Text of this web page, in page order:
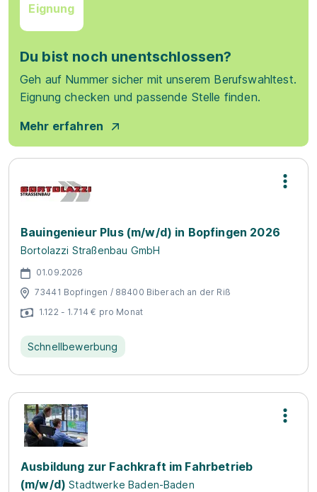
Eignung
Du bist noch unentschlossen?
Geh auf Nummer sicher mit unserem Berufswahltest.
Eignung checken und passende Stelle finden.
Mehr erfahren
Bauingenieur Plus (m/w/d) in Bopfingen 2026
Bortolazzi Straßenbau GmbH
01.09.2026
73441 Bopfingen / 88400 Biberach an der Riß
1.122 - 1.714 € pro Monat
Schnellbewerbung
Ausbildung zur Fachkraft im Fahrbetrieb
(m/w/d) Stadtwerke Baden-Baden